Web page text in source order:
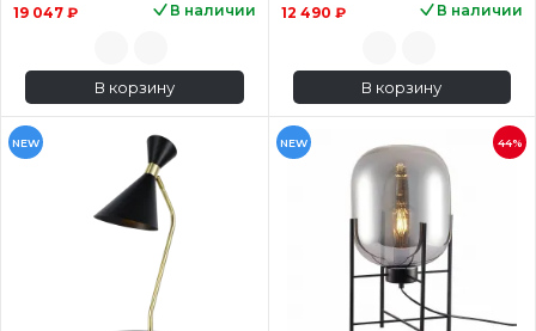
19 047 ₽ В наличии
В корзину
12 490 ₽ В наличии
В корзину
NEW NEW 44%